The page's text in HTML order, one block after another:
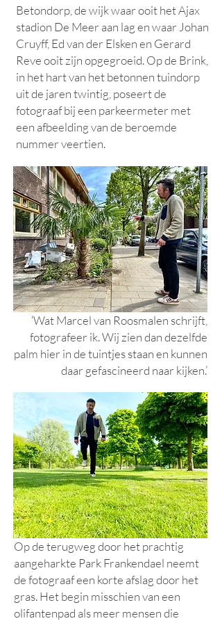
Betondorp, de wijk waar ooit het Ajax
stadion De Meer aan lag en waar Johan
Cruyff, Ed van der Elsken en Gerard
Reve ooit zijn opgegroeid. Op de Brink,
in het hart van het betonnen tuindorp
uit de jaren twintig, poseert de
fotograaf bij een parkeermeter met
een afbeelding van de beroemde
nummer veertien.
‘Wat Marcel van Roosmalen schrijft,
fotografeer ik. Wij zien dan dezelfde
palm hier in de tuintjes staan en kunnen
daar gefascineerd naar kijken.’
Op de terugweg door het prachtig
aangeharkte Park Frankendael neemt
de fotograaf een korte afslag door het
gras. Het begin misschien van een
olifantenpad als meer mensen die